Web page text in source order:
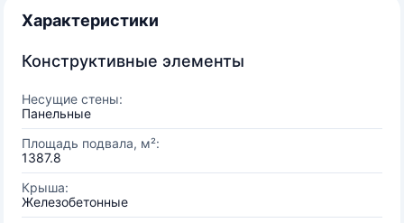
Характеристики
Конструктивные элементы
Несущие стены:
Панельные
Площадь подвала, м²:
1387.8
Крыша:
Железобетонные